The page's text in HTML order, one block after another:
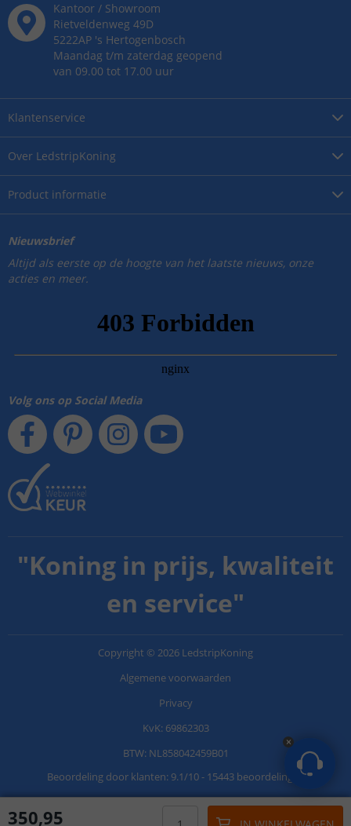
350,95
Over LedstripKoning
Product informatie
Klantenservice
Kantoor / Showroom
Rietveldenweg 49D
5222AP 's Hertogenbosch
Maandag t/m zaterdag geopend
van 09.00 tot 17.00 uur
Nieuwsbrief
Altijd als eerste op de hoogte van het laatste nieuws, onze
acties en meer.
Volg ons op Social Media
"Koning in prijs, kwaliteit
en service"
Copyright © 2026 LedstripKoning
Algemene voorwaarden
Privacy
KvK: 69862303
BTW: NL858042459B01
Beoordeling door klanten: 9.1/10- 15443 beoordelingen